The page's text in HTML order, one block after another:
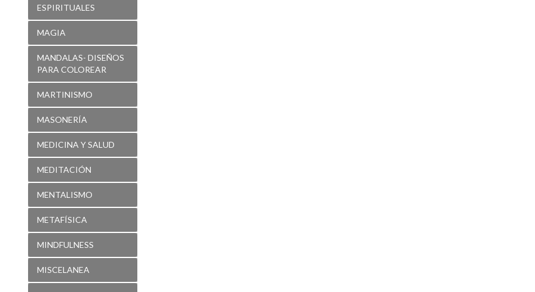
ESPIRITUALES
MAGIA
MANDALAS- DISEÑOS
PARA COLOREAR
MARTINISMO
MASONERÍA
MEDICINA Y SALUD
MEDITACIÓN
MENTALISMO
METAFÍSICA
MINDFULNESS
MISCELANEA